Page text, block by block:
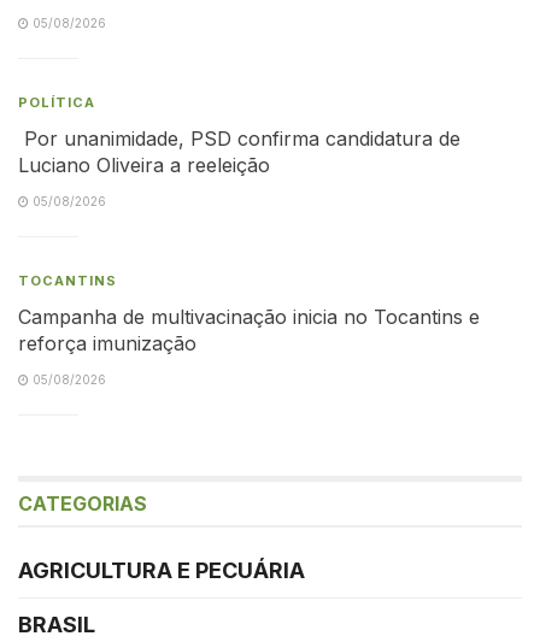
05/08/2026
POLÍTICA
Por unanimidade, PSD confirma candidatura de
Luciano Oliveira a reeleição
05/08/2026
TOCANTINS
Campanha de multivacinação inicia no Tocantins e
reforça imunização
05/08/2026
CATEGORIAS
AGRICULTURA E PECUÁRIA
BRASIL